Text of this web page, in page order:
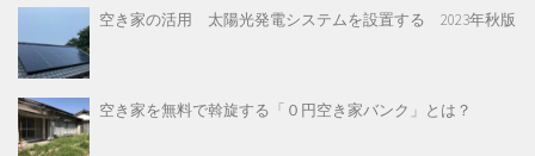
空き家の活用 太陽光発電システムを設置する 2023年秋版
空き家を無料で斡旋する「０円空き家バンク」とは？